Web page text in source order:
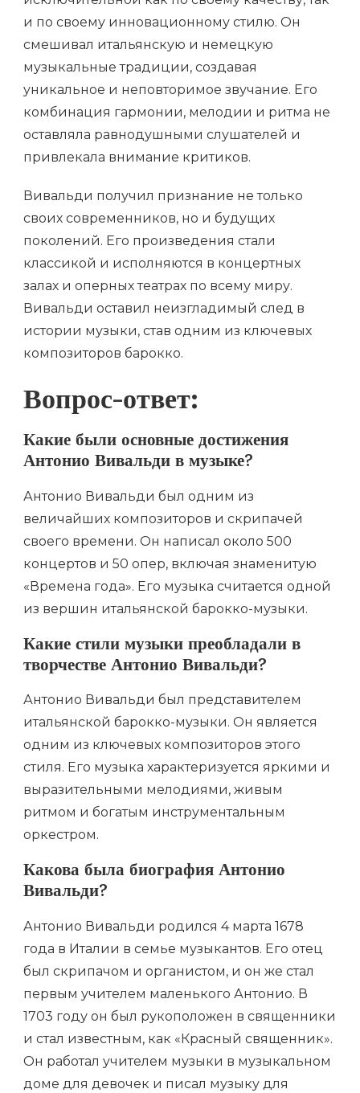
и по своему инновационному стилю. Он
смешивал итальянскую и немецкую
музыкальные традиции, создавая
уникальное и неповторимое звучание. Его
комбинация гармонии, мелодии и ритма не
оставляла равнодушными слушателей и
привлекала внимание критиков.
Вивальди получил признание не только
своих современников, но и будущих
поколений. Его произведения стали
классикой и исполняются в концертных
залах и оперных театрах по всему миру.
Вивальди оставил неизгладимый след в
истории музыки, став одним из ключевых
композиторов барокко.
Вопрос-ответ:
Какие были основные достижения
Антонио Вивальди в музыке?
Антонио Вивальди был одним из
величайших композиторов и скрипачей
своего времени. Он написал около 500
концертов и 50 опер, включая знаменитую
«Времена года». Его музыка считается одной
из вершин итальянской барокко-музыки.
Какие стили музыки преобладали в
творчестве Антонио Вивальди?
Антонио Вивальди был представителем
итальянской барокко-музыки. Он является
одним из ключевых композиторов этого
стиля. Его музыка характеризуется яркими и
выразительными мелодиями, живым
ритмом и богатым инструментальным
оркестром.
Какова была биография Антонио
Вивальди?
Антонио Вивальди родился 4 марта 1678
года в Италии в семье музыкантов. Его отец
был скрипачом и органистом, и он же стал
первым учителем маленького Антонио. В
1703 году он был рукоположен в священники
и стал известным, как «Красный священник».
Он работал учителем музыки в музыкальном
доме для девочек и писал музыку для